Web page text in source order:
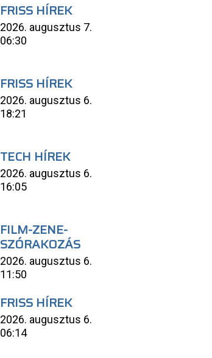
FRISS HÍREK
2026. augusztus 7.
06:30
FRISS HÍREK
2026. augusztus 6.
18:21
TECH HÍREK
2026. augusztus 6.
16:05
FILM-ZENE-
SZÓRAKOZÁS
2026. augusztus 6.
11:50
FRISS HÍREK
2026. augusztus 6.
06:14